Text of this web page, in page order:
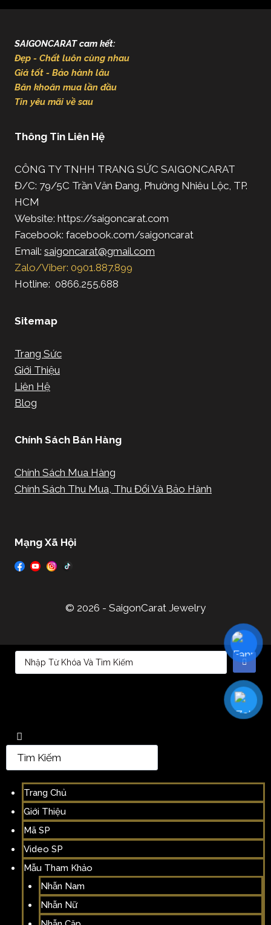
SAIGONCARAT cam kết:
Đẹp - Chất luôn cùng nhau
Giá tốt - Bảo hành lâu
Băn khoăn mua lần đầu
Tin yêu mãi về sau
Thông Tin Liên Hệ
CÔNG TY TNHH TRANG SỨC SAIGONCARAT
Đ/C: 79/5C Trần Văn Đang, Phường Nhiêu Lộc, TP.
HCM
Website: https://saigoncarat.com
Facebook: facebook.com/saigoncarat
Email: saigoncarat@gmail.com
Zalo/Viber: 0901.887.899
Hotline: 0866.255.688
Sitemap
Trang Sức
Giới Thiệu
Liên Hệ
Blog
Chính Sách Bán Hàng
Chính Sách Mua Hàng
Chính Sách Thu Mua, Thu Đổi Và Bảo Hành
Mạng Xã Hội
© 2026 - SaigonCarat Jewelry
Trang Chủ
Giới Thiệu
Mã SP
Video SP
Mẫu Tham Khảo
Nhẫn Nam
Nhẫn Nữ